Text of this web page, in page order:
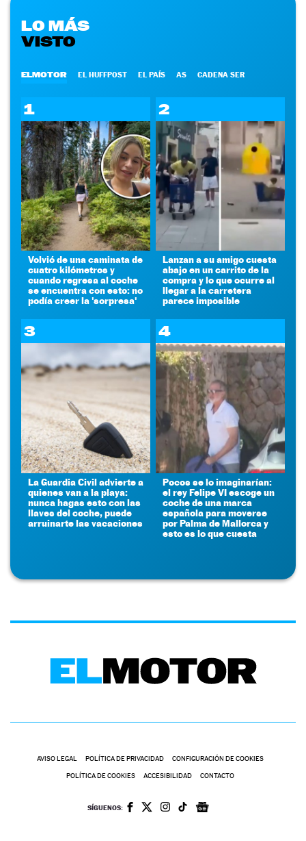
LO MÁS
VISTO
ELMOTOR EL HUFFPOST EL PAÍS AS CADENA SER
1
Volvió de una caminata de
cuatro kilómetros y
cuando regresa al coche
se encuentra con esto: no
podía creer la 'sorpresa'
2
Lanzan a su amigo cuesta
abajo en un carrito de la
compra y lo que ocurre al
llegar a la carretera
parece imposible
3
La Guardia Civil advierte a
quienes van a la playa:
nunca hagas esto con las
llaves del coche, puede
arruinarte las vacaciones
4
Pocos se lo imaginarían:
el rey Felipe VI escoge un
coche de una marca
española para moverse
por Palma de Mallorca y
esto es lo que cuesta
AVISO LEGAL POLÍTICA DE PRIVACIDAD CONFIGURACIÓN DE COOKIES
POLÍTICA DE COOKIES ACCESIBILIDAD CONTACTO
SÍGUENOS: